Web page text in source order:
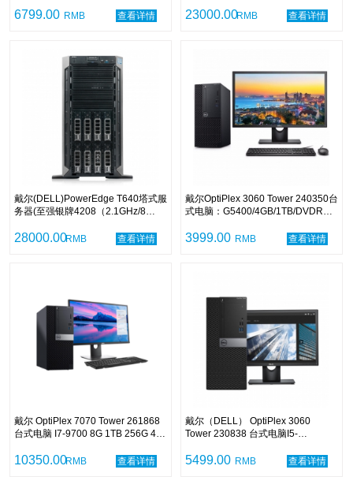
麒麟V7.0 23.8英寸显示器 三年保修
6799.00 RMB 查看详情
SAS/H330/550W电源/三年）
23000.00RMB 查看详情
戴尔(DELL)PowerEdge T640塔式服
务器(至强银牌4208（2.1GHz/8
H730P 适配器 RAID 控制器, 2GB /
495W双电源/三年保修/无系统)
28000.00RMB 查看详情
戴尔OptiPlex 3060 Tower 240350台
式电脑：G5400/4GB/1TB/DVDRW/
年
3999.00 RMB 查看详情
戴尔 OptiPlex 7070 Tower 261868
台式电脑 I7-9700 8G 1TB 256G 4G
保修
10350.00RMB 查看详情
戴尔（DELL） OptiPlex 3060
Tower 230838 台式电脑I5-
SSD/DVDRW/集显/中标麒麟
V7.0/21.5英寸显示器/三年保修
5499.00 RMB 查看详情